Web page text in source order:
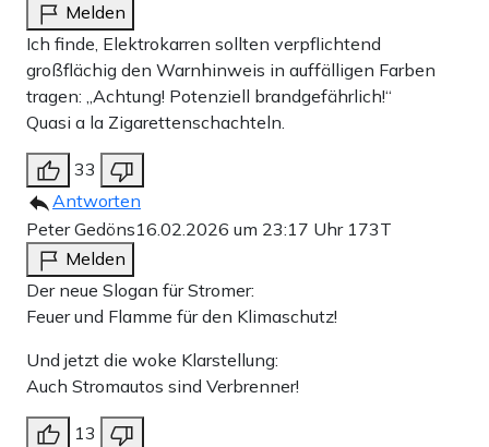
Melden
Ich finde, Elektrokarren sollten verpflichtend
großflächig den Warnhinweis in auffälligen Farben
tragen: „Achtung! Potenziell brandgefährlich!“
Quasi a la Zigarettenschachteln.
33
Antworten
Peter Gedöns16.02.2026 um 23:17 Uhr 173T
Melden
Der neue Slogan für Stromer:
Feuer und Flamme für den Klimaschutz!
Und jetzt die woke Klarstellung:
Auch Stromautos sind Verbrenner!
13